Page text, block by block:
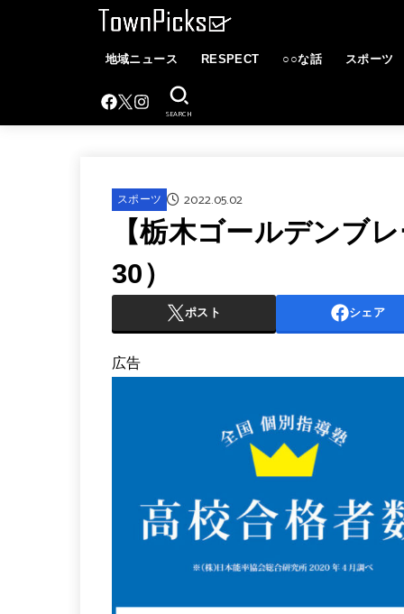
地域ニュース RESPECT ○○な話 スポーツ
SEARCH
スポーツ 2022.05.02
【栃木ゴールデンブ
30）
ポスト シェア
広告